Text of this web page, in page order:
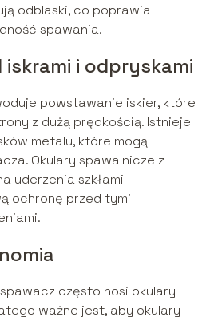
odblaski, co poprawia
spawania.
iskrami i odpryskami
powstawanie iskier, które
z dużą prędkością. Istnieje
metalu, które mogą
Okulary spawalnicze z
uderzenia szkłami
ochronę przed tymi
często nosi okulary
ważne jest, aby okulary